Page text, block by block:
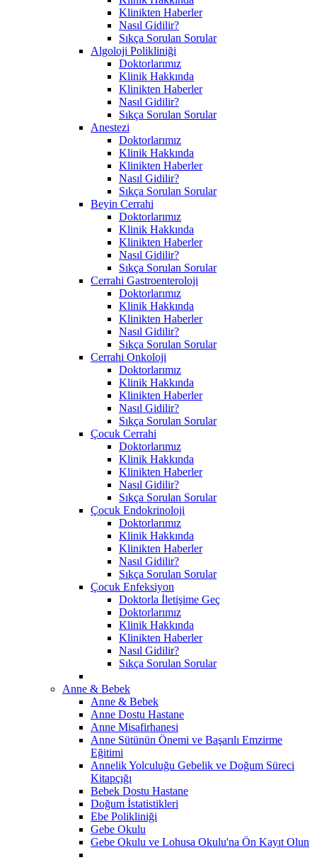
Klinikten Haberler
Nasıl Gidilir?
Sıkça Sorulan Sorular
Algoloji Polikliniği
Doktorlarımız
Klinik Hakkında
Klinikten Haberler
Nasıl Gidilir?
Sıkça Sorulan Sorular
Anestezi
Doktorlarımız
Klinik Hakkında
Klinikten Haberler
Nasıl Gidilir?
Sıkça Sorulan Sorular
Beyin Cerrahi
Doktorlarımız
Klinik Hakkında
Klinikten Haberler
Nasıl Gidilir?
Sıkça Sorulan Sorular
Cerrahi Gastroenteroloji
Doktorlarımız
Klinik Hakkında
Klinikten Haberler
Nasıl Gidilir?
Sıkça Sorulan Sorular
Cerrahi Onkoloji
Doktorlarımız
Klinik Hakkında
Klinikten Haberler
Nasıl Gidilir?
Sıkça Sorulan Sorular
Çocuk Cerrahi
Doktorlarımız
Klinik Hakkında
Klinikten Haberler
Nasıl Gidilir?
Sıkça Sorulan Sorular
Çocuk Endokrinoloji
Doktorlarımız
Klinik Hakkında
Klinikten Haberler
Nasıl Gidilir?
Sıkça Sorulan Sorular
Çocuk Enfeksiyon
Doktorla İletişime Geç
Doktorlarımız
Klinik Hakkında
Klinikten Haberler
Nasıl Gidilir?
Sıkça Sorulan Sorular
Anne & Bebek
Anne & Bebek
Anne Dostu Hastane
Anne Misafirhanesi
Anne Sütünün Önemi ve Başarılı Emzirme
Eğitimi
Annelik Yolculuğu Gebelik ve Doğum Süreci
Kitapçığı
Bebek Dostu Hastane
Doğum İstatistikleri
Ebe Polikliniği
Gebe Okulu
Gebe Okulu ve Lohusa Okulu'na Ön Kayıt Olun